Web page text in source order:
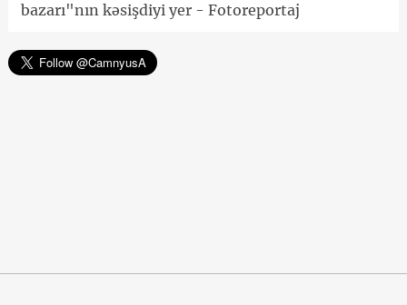
bazarı"nın kəsişdiyi yer - Fotoreportaj